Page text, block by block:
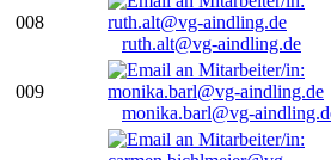
008
ruth.alt@vg-aindling.de
009
monika.barl@vg-